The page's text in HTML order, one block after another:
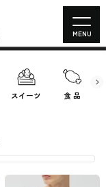
スイーツ 食 品
MENU